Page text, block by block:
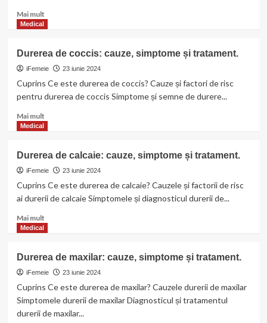
Mai multRead
more
esențiale
pentru
sănătatea
femeilor
Medical
Durerea de coccis: cauze, simptome și tratament.
iFemeie 23 iunie 2024
Cuprins Ce este durerea de coccis? Cauze și factori de risc
pentru durerea de coccis Simptome și semne de durere...
Mai multRead
more
de
coccis:
cauze,
simptome
tratament.
Medical
Durerea de calcaie: cauze, simptome și tratament.
iFemeie 23 iunie 2024
Cuprins Ce este durerea de calcaie? Cauzele și factorii de risc
ai durerii de calcaie Simptomele și diagnosticul durerii de...
Mai multRead
more
de
calcaie:
cauze,
simptome
tratament.
Medical
Durerea de maxilar: cauze, simptome și tratament.
iFemeie 23 iunie 2024
Cuprins Ce este durerea de maxilar? Cauzele durerii de maxilar
Simptomele durerii de maxilar Diagnosticul și tratamentul
durerii de maxilar...